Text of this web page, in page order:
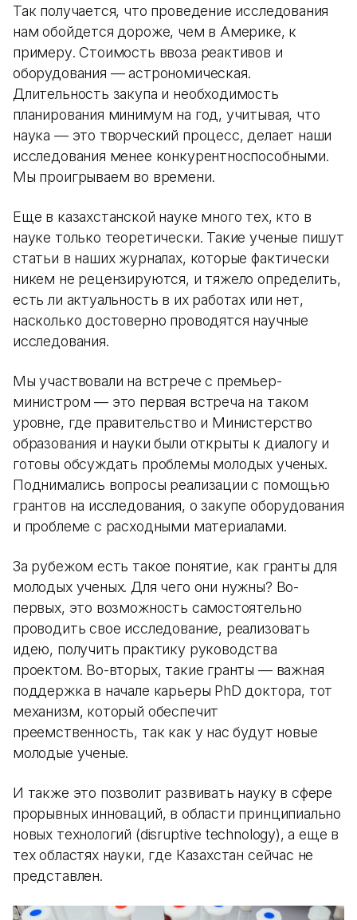
Так получается, что проведение исследования
нам обойдется дороже, чем в Америке, к
примеру. Стоимость ввоза реактивов и
оборудования — астрономическая.
Длительность закупа и необходимость
планирования минимум на год, учитывая, что
наука — это творческий процесс, делает наши
исследования менее конкурентноспособными.
Мы проигрываем во времени.
Еще в казахстанской науке много тех, кто в
науке только теоретически. Такие ученые пишут
статьи в наших журналах, которые фактически
никем не рецензируются, и тяжело определить,
есть ли актуальность в их работах или нет,
насколько достоверно проводятся научные
исследования.
Мы участвовали на встрече с премьер-
министром — это первая встреча на таком
уровне, где правительство и Министерство
образования и науки были открыты к диалогу и
готовы обсуждать проблемы молодых ученых.
Поднимались вопросы реализации с помощью
грантов на исследования, о закупе оборудования
и проблеме с расходными материалами.
За рубежом есть такое понятие, как гранты для
молодых ученых. Для чего они нужны? Во-
первых, это возможность самостоятельно
проводить свое исследование, реализовать
идею, получить практику руководства
проектом. Во-вторых, такие гранты — важная
поддержка в начале карьеры PhD доктора, тот
механизм, который обеспечит
преемственность, так как у нас будут новые
молодые ученые.
И также это позволит развивать науку в сфере
прорывных инноваций, в области принципиально
новых технологий (disruptive technology), а еще в
тех областях науки, где Казахстан сейчас не
представлен.